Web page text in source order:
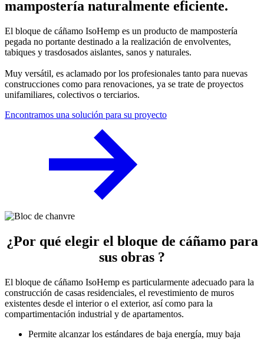
mampostería naturalmente eficiente.
El bloque de cáñamo IsoHemp es un producto de mampostería
pegada no portante destinado a la realización de envolventes,
tabiques y trasdosados aislantes, sanos y naturales.
Muy versátil, es aclamado por los profesionales tanto para nuevas
construcciones como para renovaciones, ya se trate de proyectos
unifamiliares, colectivos o terciarios.
Encontramos una solución para su proyecto
¿Por qué elegir el bloque de cáñamo para
sus obras ?
El bloque de cáñamo IsoHemp es particularmente adecuado para la
construcción de casas residenciales, el revestimiento de muros
existentes desde el interior o el exterior, así como para la
compartimentación industrial y de apartamentos.
Permite alcanzar los estándares de baja energía, muy baja